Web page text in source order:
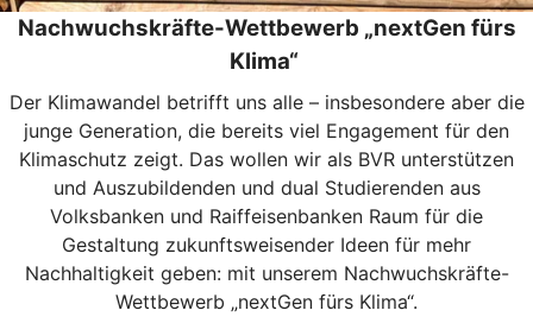
Nachwuchskräfte-Wettbewerb „nextGen fürs
Klima“
Der Klimawandel betrifft uns alle – insbesondere aber die
junge Generation, die bereits viel Engagement für den
Klimaschutz zeigt. Das wollen wir als BVR unterstützen
und Auszubildenden und dual Studierenden aus
Volksbanken und Raiffeisenbanken Raum für die
Gestaltung zukunftsweisender Ideen für mehr
Nachhaltigkeit geben: mit unserem Nachwuchskräfte-
Wettbewerb „nextGen fürs Klima“.